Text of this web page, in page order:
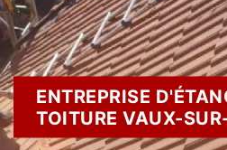
ENTREPRISE
TOITURE VAUX-